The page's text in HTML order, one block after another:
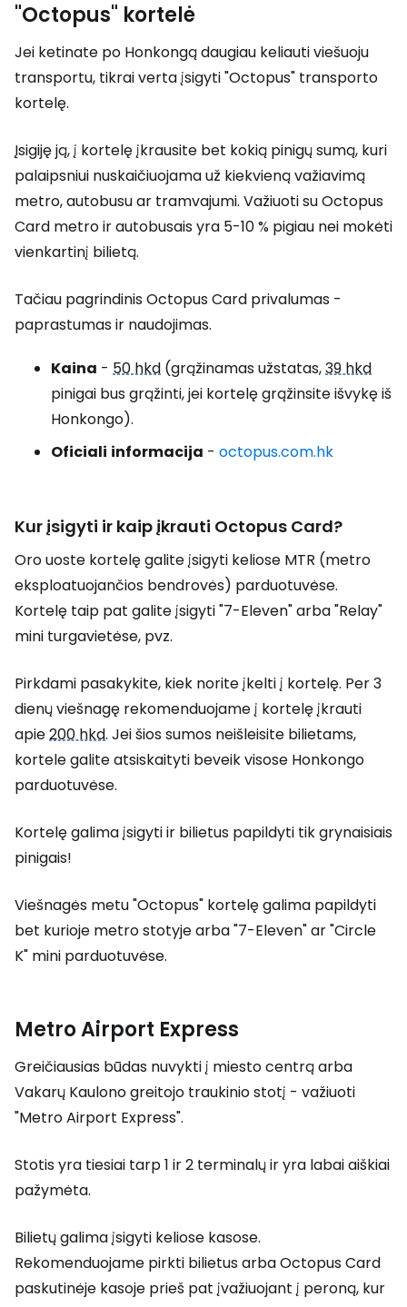
"Octopus" kortelė
Jei ketinate po Honkongą daugiau keliauti viešuoju
transportu, tikrai verta įsigyti "Octopus" transporto
kortelę.
Įsigiję ją, į kortelę įkrausite bet kokią pinigų sumą, kuri
palaipsniui nuskaičiuojama už kiekvieną važiavimą
metro, autobusu ar tramvajumi. Važiuoti suOctopus
Card metro ir autobusais yra 5-10 % pigiau nei mokėti
vienkartinį bilietą.
Tačiau pagrindinisOctopus Card privalumas -
paprastumas ir naudojimas.
Kaina - 50 hkd (grąžinamas užstatas,39 hkd
pinigai bus grąžinti, jei kortelę grąžinsite išvykę iš
Honkongo).
Oficiali informacija - octopus.com.hk
Kur įsigyti ir kaip įkrauti Octopus Card?
Oro uoste kortelę galite įsigyti keliose MTR (metro
eksploatuojančios bendrovės) parduotuvėse.
Kortelę taip pat galite įsigyti "7-Eleven" arba "Relay"
mini turgavietėse, pvz.
Pirkdami pasakykite, kiek norite įkelti į kortelę. Per 3
dienų viešnagę rekomenduojame į kortelę įkrauti
apie200 hkd. Jei šios sumos neišleisite bilietams,
kortele galite atsiskaityti beveik visose Honkongo
parduotuvėse.
Kortelę galima įsigyti ir bilietus papildyti tik grynaisiais
pinigais!
Viešnagės metu "Octopus" kortelę galima papildyti
bet kurioje metro stotyje arba "7-Eleven" ar "Circle
K" mini parduotuvėse.
Metro Airport Express
Greičiausias būdas nuvykti į miesto centrą arba
Vakarų Kaulono greitojo traukinio stotį - važiuoti
"Metro Airport Express".
Stotis yra tiesiai tarp 1 ir 2 terminalų ir yra labai aiškiai
pažymėta.
Bilietų galima įsigyti keliose kasose.
Rekomenduojame pirkti bilietus arbaOctopus Card
paskutinėje kasoje prieš pat įvažiuojant į peroną, kur